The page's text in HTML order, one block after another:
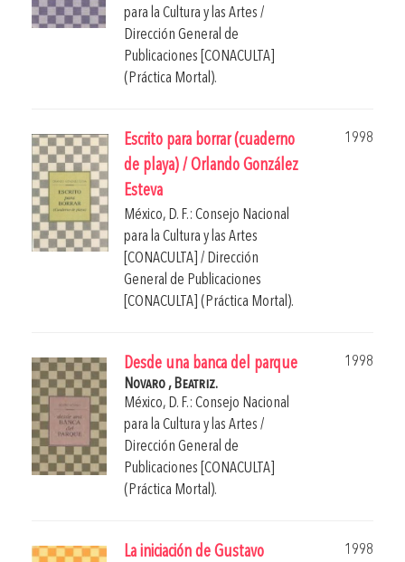
para la Cultura y las Artes /
Dirección General de
Publicaciones [CONACULTA]
(Práctica Mortal).
Escrito para borrar (cuaderno
de playa) / Orlando González
Esteva
1998
México, D. F.: Consejo Nacional
para la Cultura y las Artes
[CONACULTA] / Dirección
General de Publicaciones
[CONACULTA] (Práctica Mortal).
Desde una banca del parque
1998
Novaro , Beatriz.
México, D. F.: Consejo Nacional
para la Cultura y las Artes /
Dirección General de
Publicaciones [CONACULTA]
(Práctica Mortal).
La iniciación de Gustavo
1998